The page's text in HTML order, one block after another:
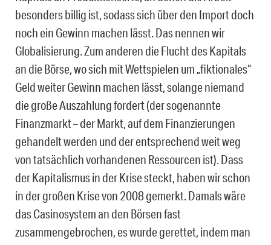
besonders billig ist, sodass sich über den Import doch
noch ein Gewinn machen lässt. Das nennen wir
Globalisierung. Zum anderen die Flucht des Kapitals
an die Börse, wo sich mit Wettspielen um „fiktionales“
Geld weiter Gewinn machen lässt, solange niemand
die große Auszahlung fordert (der sogenannte
Finanzmarkt – der Markt, auf dem Finanzierungen
gehandelt werden und der entsprechend weit weg
von tatsächlich vorhandenen Ressourcen ist). Dass
der Kapitalismus in der Krise steckt, haben wir schon
in der großen Krise von 2008 gemerkt. Damals wäre
das Casinosystem an den Börsen fast
zusammengebrochen, es wurde gerettet, indem man